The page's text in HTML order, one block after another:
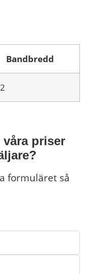
Bandbredd
våra priser
formuläret så